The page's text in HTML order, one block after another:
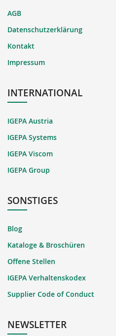
AGB
Datenschutzerklärung
Kontakt
Impressum
INTERNATIONAL
IGEPA Austria
IGEPA Systems
IGEPA Viscom
IGEPA Group
SONSTIGES
Blog
Kataloge & Broschüren
Offene Stellen
IGEPA Verhaltenskodex
Supplier Code of Conduct
NEWSLETTER